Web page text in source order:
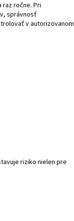
ročne. Pri
správnosť
v autorizovanom
riziko nielen pre